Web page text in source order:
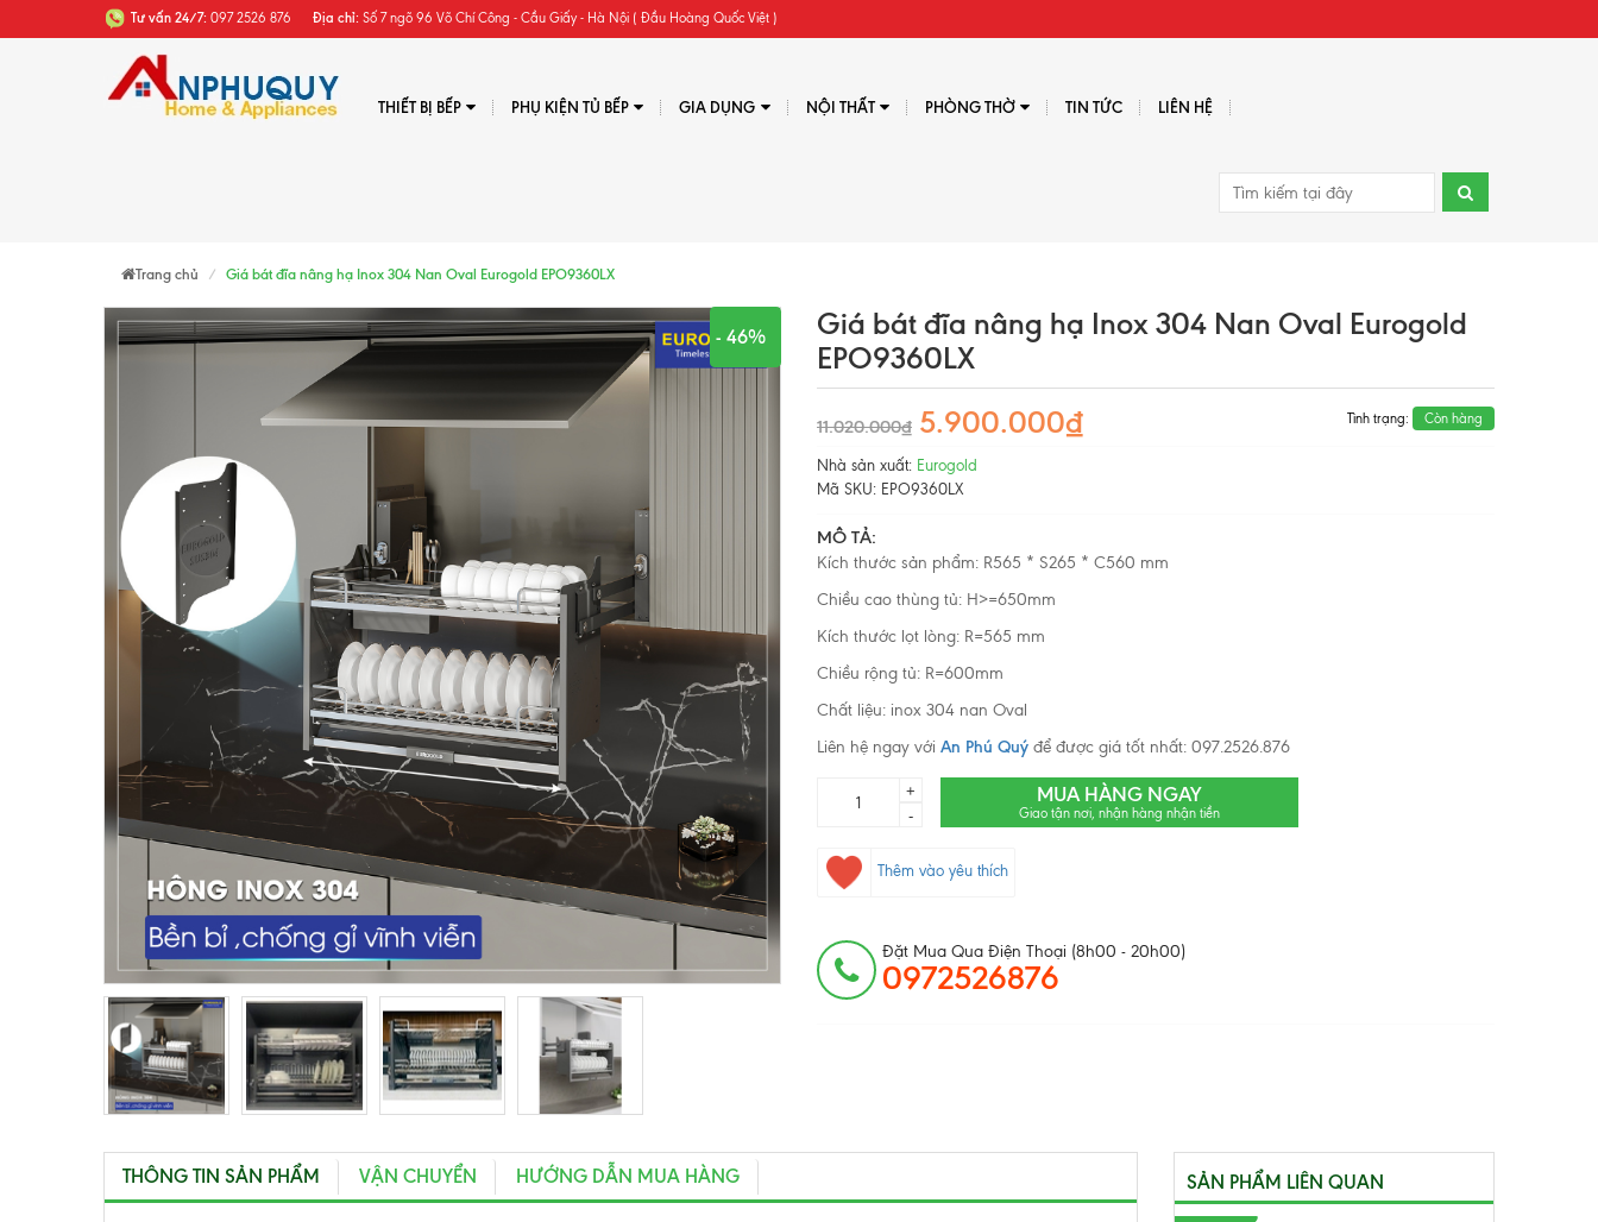
Tư vấn 24/7: 097 2526 876 Địa chỉ: Số 7 ngõ 96 Võ Chí Công - Cầu Giấy - Hà Nội ( Đầu Hoàng Quốc Việt )
THIẾT BỊ BẾP PHỤ KIỆN TỦ BẾP GIA DỤNG NỘI THẤT PHÒNG THỜ TIN TỨC LIÊN HỆ
Trang chủ Giá bát đĩa nâng hạ Inox 304 Nan Oval Eurogold EPO9360LX
- 46%
Giá bát đĩa nâng hạ Inox 304 Nan Oval Eurogold
EPO9360LX
11.020.000₫ 5.900.000₫ Tình trạng: Còn hàng
Nhà sản xuất: Eurogold
Mã SKU: EPO9360LX
MÔ TẢ:
Kích thước sản phẩm: R565 * S265 * C560 mm
Chiều cao thùng tủ: H>=650mm
Kích thước lọt lòng: R=565 mm
Chiều rộng tủ: R=600mm
Chất liệu: inox 304 nan Oval
Liên hệ ngay với An Phú Quý để được giá tốt nhất: 097.2526.876
+
-
MUA HÀNG NGAY
Giao tận nơi, nhận hàng nhận tiền
Thêm vào yêu thích
Đặt Mua Qua Điện Thoại (8h00 - 20h00)
0972526876
THÔNG TIN SẢN PHẨM VẬN CHUYỂN HƯỚNG DẪN MUA HÀNG SẢN PHẨM LIÊN QUAN